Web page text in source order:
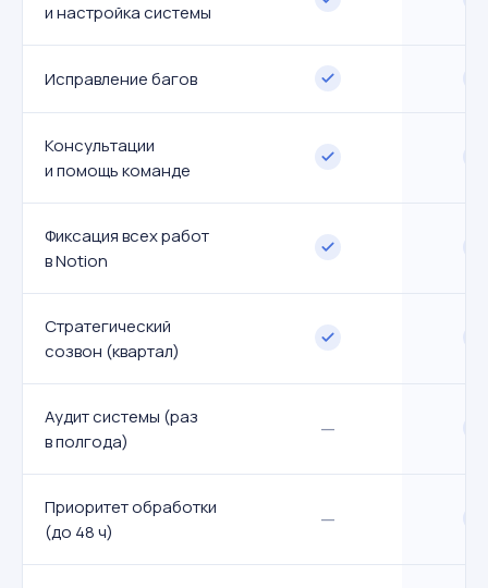
и настройка системы
Исправление багов
Консультации
и помощь команде
Фиксация всех работ
в Notion
Стратегический
созвон (квартал)
Аудит системы (раз
в полгода)
—
Приоритет обработки
(до 48 ч)
—